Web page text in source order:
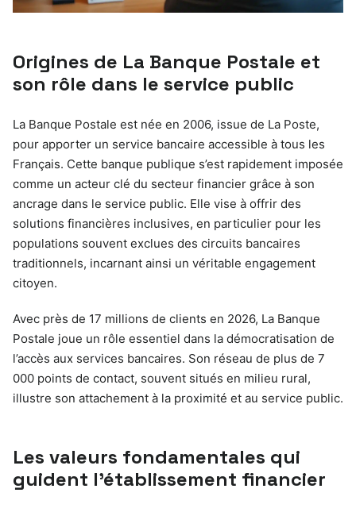
Origines de La Banque Postale et
son rôle dans le service public
La Banque Postale est née en 2006, issue de La Poste,
pour apporter un service bancaire accessible à tous les
Français. Cette banque publique s’est rapidement imposée
comme un acteur clé du secteur financier grâce à son
ancrage dans le service public. Elle vise à offrir des
solutions financières inclusives, en particulier pour les
populations souvent exclues des circuits bancaires
traditionnels, incarnant ainsi un véritable engagement
citoyen.
Avec près de 17 millions de clients en 2026, La Banque
Postale joue un rôle essentiel dans la démocratisation de
l’accès aux services bancaires. Son réseau de plus de 7
000 points de contact, souvent situés en milieu rural,
illustre son attachement à la proximité et au service public.
Les valeurs fondamentales qui
guident l’établissement financier